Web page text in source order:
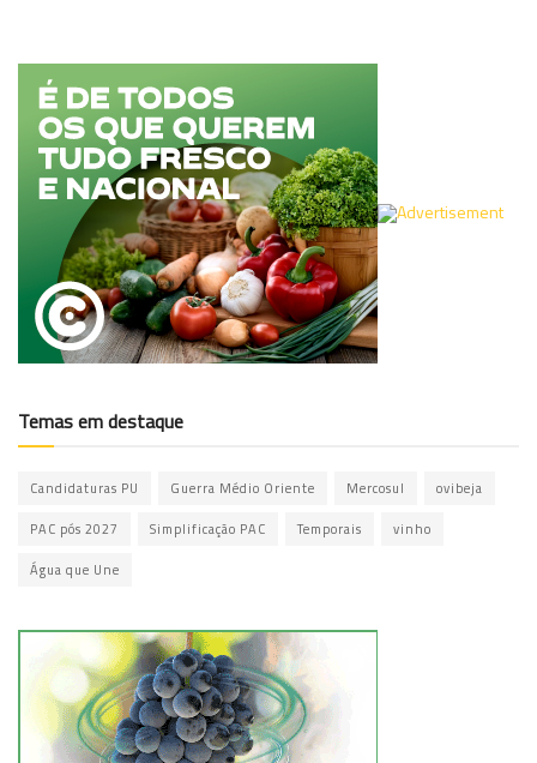
Temas em destaque
Candidaturas PU Guerra Médio Oriente Mercosul ovibeja
PAC pós 2027 Simplificação PAC Temporais vinho
Água que Une